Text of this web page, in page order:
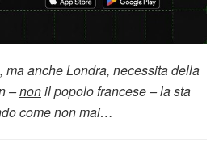
ma anche Londra, necessita della
–nonil popolo francese – la sta
come non mai…